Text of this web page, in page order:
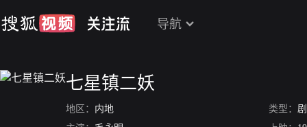
导航
七星镇二妖
地区： 内地 类型：